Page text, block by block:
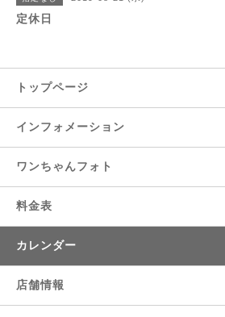
定休日
トップページ
インフォメーション
ワンちゃんフォト
料金表
カレンダー
店舗情報